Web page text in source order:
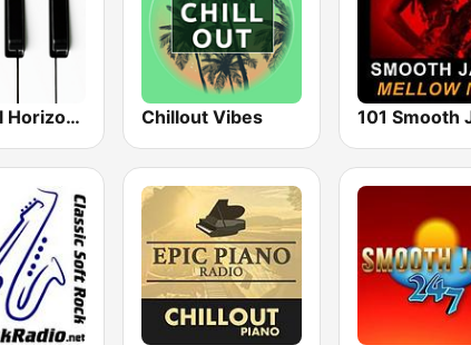
Classical Horizon Radio (International) Chillout Vibes